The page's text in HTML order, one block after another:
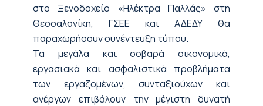
στο Ξενοδοχείο «Ηλέκτρα Παλλάς» στη
Θεσσαλονίκη, ΓΣΕΕ και ΑΔΕΔΥ θα
παραχωρήσουν συνέντευξη τύπου.
Τα μεγάλα και σοβαρά οικονομικά,
εργασιακά και ασφαλιστικά προβλήματα
των εργαζομένων, συνταξιούχων και
ανέργων επιβάλουν την μέγιστη δυνατή